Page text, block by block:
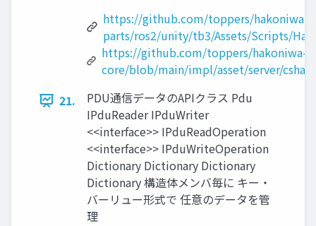
https://github.com/toppers/hakoniwa-
parts/ros2/unity/tb3/Assets/Scripts/
https://github.com/toppers/hakoniwa-
core/blob/main/impl/asset/server/
21.
PDU通信データのAPIクラス Pdu
IPduReader IPduWriter
<<interface>> IPduReadOperation
<<interface>> IPduWriteOperation
Dictionary Dictionary Dictionary
Dictionary 構造体メンバ毎に キー・
バーリュー形式で 任意のデータを管
理